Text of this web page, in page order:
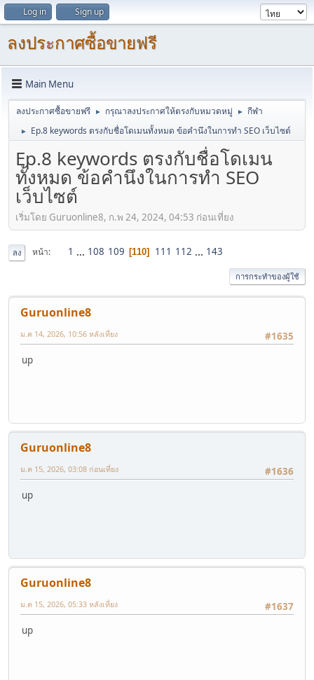
Log in Sign up
ลงประกาศซื้อขายฟรี
Main Menu
ลงประกาศซื้อขายฟรี ► กรุณาลงประกาศให้ตรงกับหมวดหมู่ ► กีฬา
► Ep.8 keywords ตรงกับชื่อโดเมนทั้งหมด ข้อคำนึงในการทำ SEO เว็บไซต์
Ep.8 keywords ตรงกับชื่อโดเมน
ทั้งหมด ข้อคำนึงในการทำ SEO
เว็บไซต์
เริ่มโดย Guruonline8, ก.พ 24, 2024, 04:53 ก่อนเที่ยง
ลง หน้า 1 ... 108 109 110 111 112 ... 143
การกระทำของผู้ใช้
Guruonline8
#1635
ม.ค 14, 2026, 10:56 หลังเที่ยง
up
Guruonline8
#1636
ม.ค 15, 2026, 03:08 ก่อนเที่ยง
up
Guruonline8
#1637
ม.ค 15, 2026, 05:33 หลังเที่ยง
up